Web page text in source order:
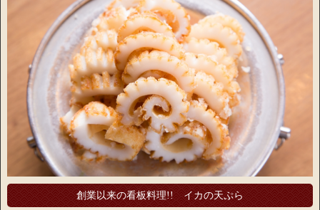
創業以来の看板料理!! イカの天ぷら